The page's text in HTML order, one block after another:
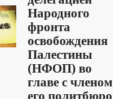
Народного
фронта
освобождения
Палестины
(НФОП) во
главе с членом
его политбюро